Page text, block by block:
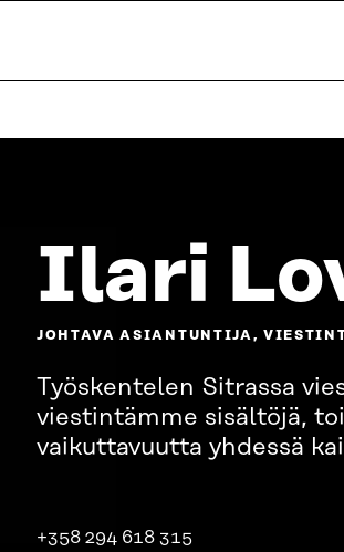
Ilari
JOHTAVA ASIANTUNTIJA,
Työskentelen Sitrassa
viestintämme sisältöjä,
vaikuttavuutta yhdessä
+358 294 618 315